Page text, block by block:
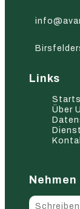
Links
Über